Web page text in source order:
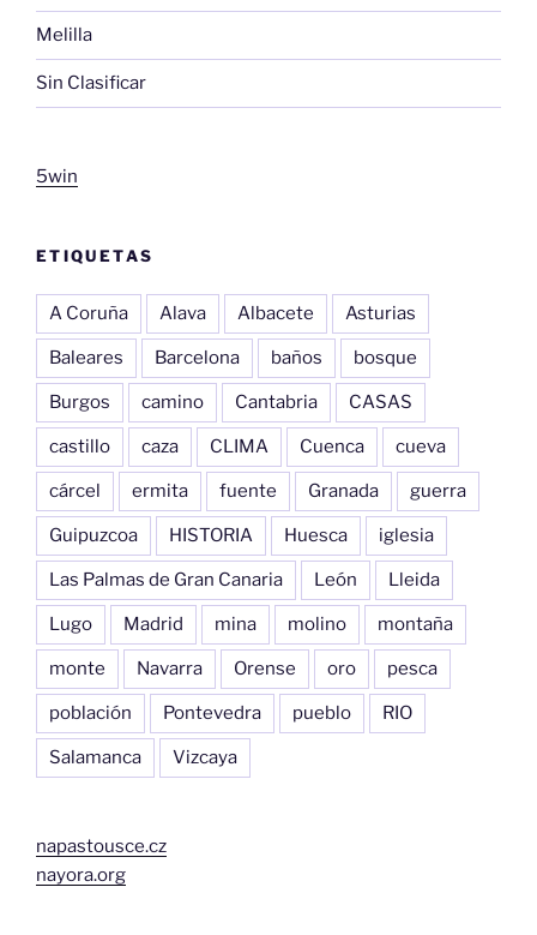
Melilla
Sin Clasificar
5win
ETIQUETAS
A Coruña Alava Albacete Asturias
Baleares Barcelona baños bosque
Burgos camino Cantabria CASAS
castillo caza CLIMA Cuenca cueva
cárcel ermita fuente Granada guerra
Guipuzcoa HISTORIA Huesca iglesia
Las Palmas de Gran Canaria León Lleida
Lugo Madrid mina molino montaña
monte Navarra Orense oro pesca
población Pontevedra pueblo RIO
Salamanca Vizcaya
napastousce.cz
nayora.org